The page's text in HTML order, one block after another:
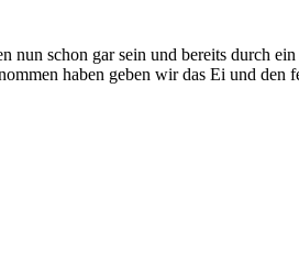
nun schon gar sein und bereits durch
haben geben wir das Ei und